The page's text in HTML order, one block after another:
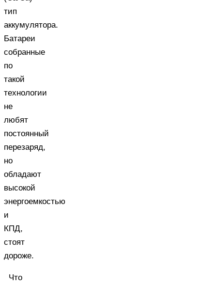
тип
аккумулятора.
Батареи
собранные
по
такой
технологии
не
любят
постоянный
перезаряд,
но
обладают
высокой
энергоемкостью
и
КПД,
стоят
дороже.
Что